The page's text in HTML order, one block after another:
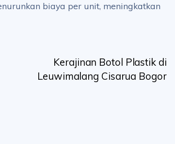
biaya per unit, meningkatkan
Kerajinan Botol Plastik di
Leuwimalang Cisarua Bogor